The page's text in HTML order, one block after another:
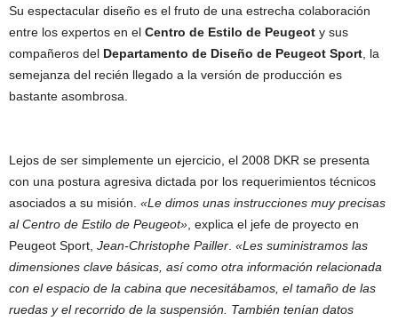
Su espectacular diseño es el fruto de una estrecha colaboración
entre los expertos en el Centro de Estilo de Peugeot y sus
compañeros del Departamento de Diseño de Peugeot Sport , la
semejanza del recién llegado a la versión de producción es
bastante asombrosa.
Lejos de ser simplemente un ejercicio, el 2008 DKR se presenta
con una postura agresiva dictada por los requerimientos técnicos
asociados a su misión. «Le dimos unas instrucciones muy precisas
al Centro de Estilo de Peugeot» , explica el jefe de proyecto en
Peugeot Sport, Jean-Christophe Pailler «Les suministramos las
dimensiones clave básicas, así como otra información relacionada
con el espacio de la cabina que necesitábamos, el tamaño de las
ruedas y el recorrido de la suspensión. También tenían datos